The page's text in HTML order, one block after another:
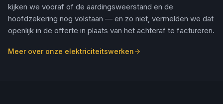
kijken we vooraf of de aardingsweerstand en de
hoofdzekering nog volstaan — en zo niet, vermelden we dat
openlijk in de offerte in plaats van het achteraf te factureren.
Meer over onze elektriciteitswerken